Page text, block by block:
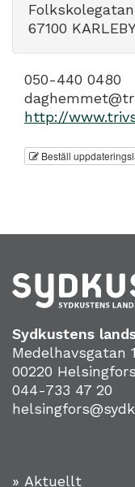
67100 KARLEBY
050-440 0480
http://
Beställ
Sydkustens
Medelhavsgatan
00220 Helsingfors
044-733 47 20
» Aktuellt